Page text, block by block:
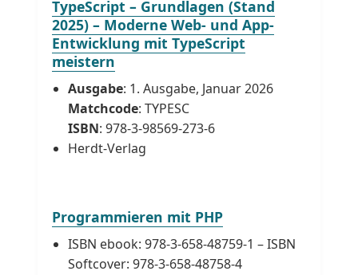
TypeScript – Grundlagen (Stand
2025) – Moderne Web- und App-
Entwicklung mit TypeScript
meistern
Ausgabe: 1. Ausgabe, Januar 2026
Matchcode: TYPESC
ISBN: 978-3-98569-273-6
Herdt-Verlag
Programmieren mit PHP
ISBN ebook: 978-3-658-48759-1 – ISBN
Softcover: 978-3-658-48758-4